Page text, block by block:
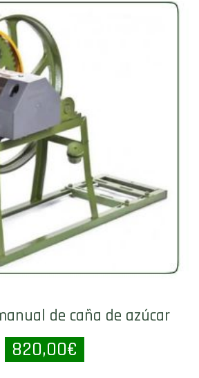
de caña de azúcar
820,00€